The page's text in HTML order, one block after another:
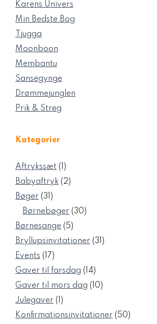
Karens Univers
Min Bedste Bog
Tjugga
Moonboon
Membantu
Sansegynge
Drømmejunglen
Prik & Streg
Kategorier
Aftrykssæt 11
vare
Babyaftryk 22
Bøger 3131
varer
Børnebøger 3030
Børnesange 55
varer
Bryllupsinvitationer 3131
Events 1717
varer
Gaver til farsdag 1414
varer
Gaver til mors dag 1010
Julegaver 11
vare
Konfirmationsinvitationer 5050